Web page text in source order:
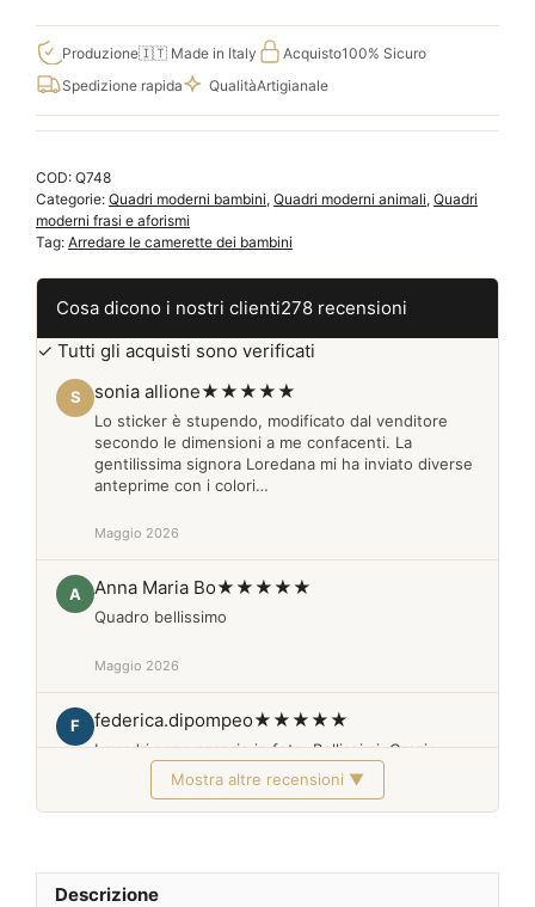
con
frase
per
bambini,
decorazione
la
cameretta
quantità
Produzione🇮🇹 Made in Italy Acquisto100% Sicuro
Spedizione rapida
QualitàArtigianale
COD: Q748
Categorie: Quadri moderni bambini, Quadri moderni animali, Quadri
moderni frasi e aforismi
Tag: Arredare le camerette dei bambini
Cosa dicono i nostri clienti278 recensioni
✓ Tutti gli acquisti sono verificati
S sonia allione★★★★★
Lo sticker è stupendo, modificato dal venditore
secondo le dimensioni a me confacenti. La
gentilissima signora Loredana mi ha inviato diverse
anteprime con i colori…
Maggio 2026
A Anna Maria Bo★★★★★
Quadro bellissimo
Maggio 2026
F federica.dipompeo★★★★★
I quadri sono proprio in foto. Bellissimi. Grazie
Febbraio 2026
Mostra altre recensioni ▼
Descrizione